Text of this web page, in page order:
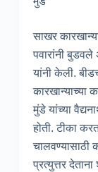
साखर
पवारांनी
यांनी केली.
कारखान्याच्या
मुंडे यांच्या
होती. टीका
चालवण्यासाठी
प्रत्युत्तर